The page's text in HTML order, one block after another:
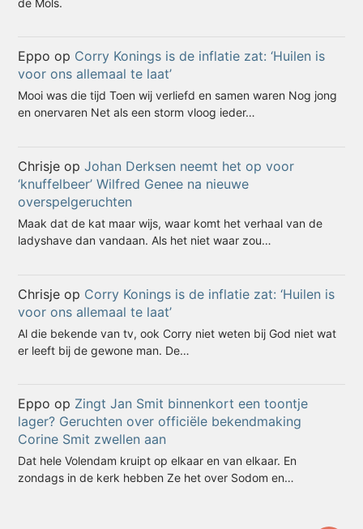
Eppo op Corry Konings is de inflatie zat: ‘Huilen is
voor ons allemaal te laat’
Mooi was die tijd Toen wij verliefd en samen waren Nog jong
en onervaren Net als een storm vloog ieder…
Chrisje opJohan Derksen neemt het op voor
‘knuffelbeer’ Wilfred Genee na nieuwe
overspelgeruchten
Maak dat de kat maar wijs, waar komt het verhaal van de
ladyshave dan vandaan. Als het niet waar zou…
Chrisje op Corry Konings is de inflatie zat: ‘Huilen is
voor ons allemaal te laat’
Al die bekende van tv, ook Corry niet weten bij God niet wat
er leeft bij de gewone man. De…
Eppo op Zingt Jan Smit binnenkort een toontje
lager? Geruchten over officiële bekendmaking
Corine Smit zwellen aan
Dat hele Volendam kruipt op elkaar en van elkaar. En
zondags in de kerk hebben Ze het over Sodom en…